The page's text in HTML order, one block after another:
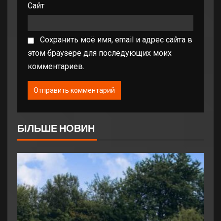
Сайт
Сохранить моё имя, email и адрес сайта в
этом браузере для последующих моих
комментариев.
БІЛЬШЕ НОВИН